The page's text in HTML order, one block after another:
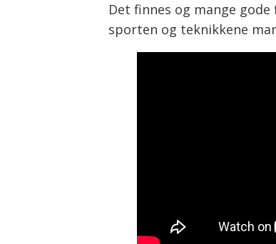
Det finnes og mange
sporten og teknikkene